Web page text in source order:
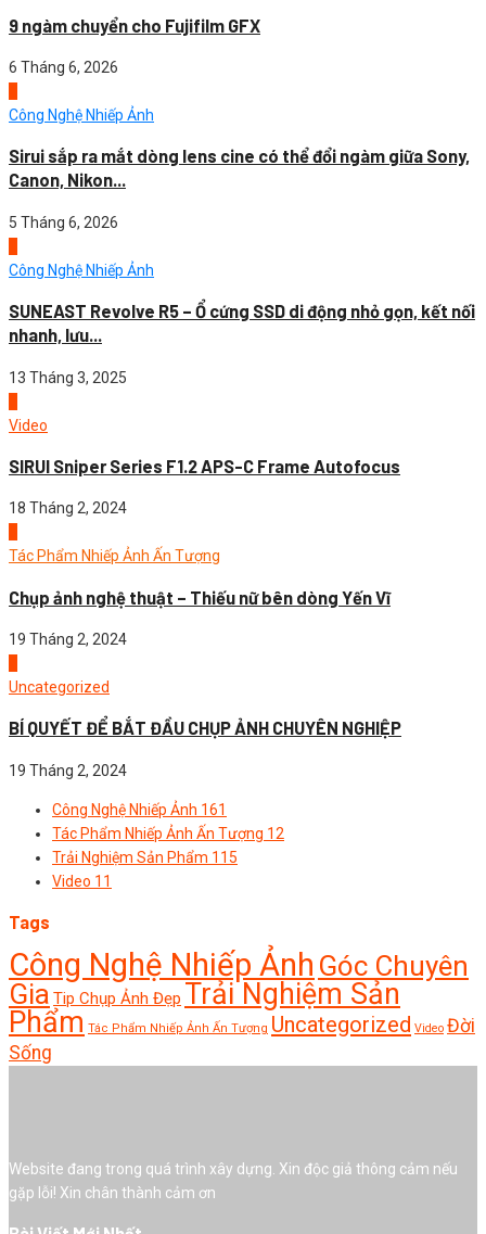
9 ngàm chuyển cho Fujifilm GFX
6 Tháng 6, 2026
Công Nghệ Nhiếp Ảnh
Sirui sắp ra mắt dòng lens cine có thể đổi ngàm giữa Sony,
Canon, Nikon...
5 Tháng 6, 2026
Công Nghệ Nhiếp Ảnh
SUNEAST Revolve R5 – Ổ cứng SSD di động nhỏ gọn, kết nối
nhanh, lưu...
13 Tháng 3, 2025
Video
SIRUI Sniper Series F1.2 APS-C Frame Autofocus
18 Tháng 2, 2024
Tác Phẩm Nhiếp Ảnh Ấn Tượng
Chụp ảnh nghệ thuật – Thiếu nữ bên dòng Yến Vĩ
19 Tháng 2, 2024
Uncategorized
BÍ QUYẾT ĐỂ BẮT ĐẦU CHỤP ẢNH CHUYÊN NGHIỆP
19 Tháng 2, 2024
Công Nghệ Nhiếp Ảnh 161
Tác Phẩm Nhiếp Ảnh Ấn Tượng 12
Trải Nghiệm Sản Phẩm 115
Video 11
Tags
Công Nghệ Nhiếp Ảnh Góc Chuyên
Gia Tip Chụp Ảnh Đẹp Trải Nghiệm Sản
Phẩm Tác Phẩm Nhiếp Ảnh Ấn Tượng Uncategorized Video Đời
Sống
Website đang trong quá trình xây dựng. Xin độc giả thông cảm nếu
gặp lỗi! Xin chân thành cảm ơn